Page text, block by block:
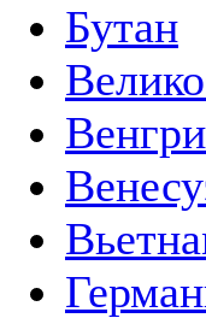
Бутан